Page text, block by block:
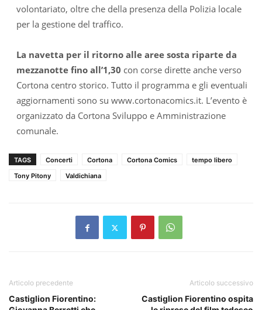
volontariato, oltre che della presenza della Polizia locale
per la gestione del traffico.
La navetta per il ritorno alle aree sosta riparte da
mezzanotte fino all’1,30 con corse dirette anche verso
Cortona centro storico. Tutto il programma e gli eventuali
aggiornamenti sono su www.cortonacomics.it. L’evento è
organizzato da Cortona Sviluppo e Amministrazione
comunale.
TAGS Concerti Cortona Cortona Comics
tempo libero
Tony Pitony
Valdichiana
Articolo precedente
Castiglion Fiorentino:
Articolo successivo
Castiglion Fiorentino ospita